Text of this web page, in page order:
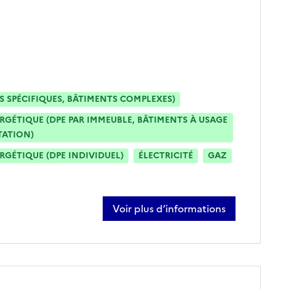
BÂTIMENTS COMPLEXES)
(DPE PAR IMMEUBLE, BÂTIMENTS À USAGE
(DPE INDIVIDUEL)
ÉLECTRICITÉ
GAZ
Voir plus d’informations
sur pierre-adrien turles